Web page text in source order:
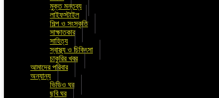
মুক্ত মন্তব্য
লাইফস্টাইল
শিল্প ও সংস্কৃতি
সাক্ষাতকার
সাহিত্য
স্বাস্থ্য ও চিকিৎসা
চাকুরির খবর
আমাদের পরিবার
অন্যান্য
ভিডিও ঘর
ছবি ঘর